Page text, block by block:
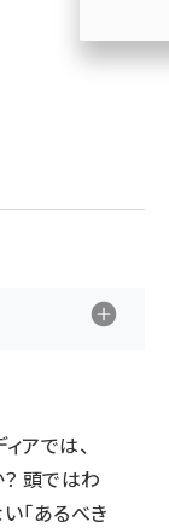
アでは、
頭ではわ
「あるべき